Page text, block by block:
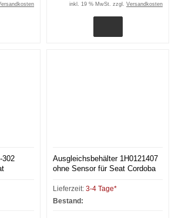
inkl. 19 % MwSt. zzgl. Versandkosten
302
Ausgleichsbehälter 1H0121407
ohne Sensor für Seat Cordoba
Lieferzeit: 3-4 Tage*
Bestand: